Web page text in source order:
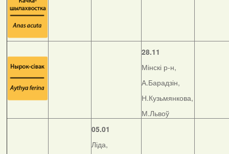
28.11
Мінскі р-н,
А.Барадзін,
Н.Кузьмянкова,
М.Львоў
05.01
Ліда,